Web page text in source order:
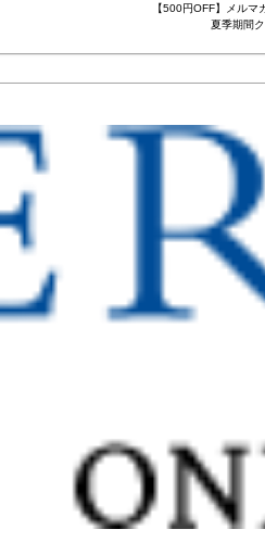
【500円OFF】メルマ
夏季期間